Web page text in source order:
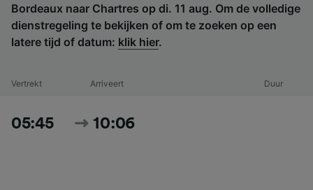
Bordeaux naar Chartres op di. 11 aug. Om de volledige
dienstregeling te bekijken of om te zoeken op een
latere tijd of datum: klik hier.
Vertrekt Arriveert Duur
05:45 10:06